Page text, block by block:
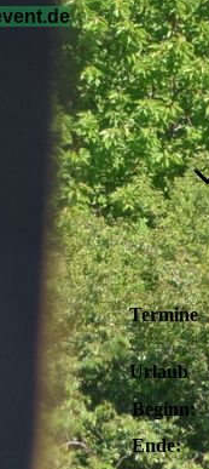
Termine
Urlaub
Beginn:
Ende: